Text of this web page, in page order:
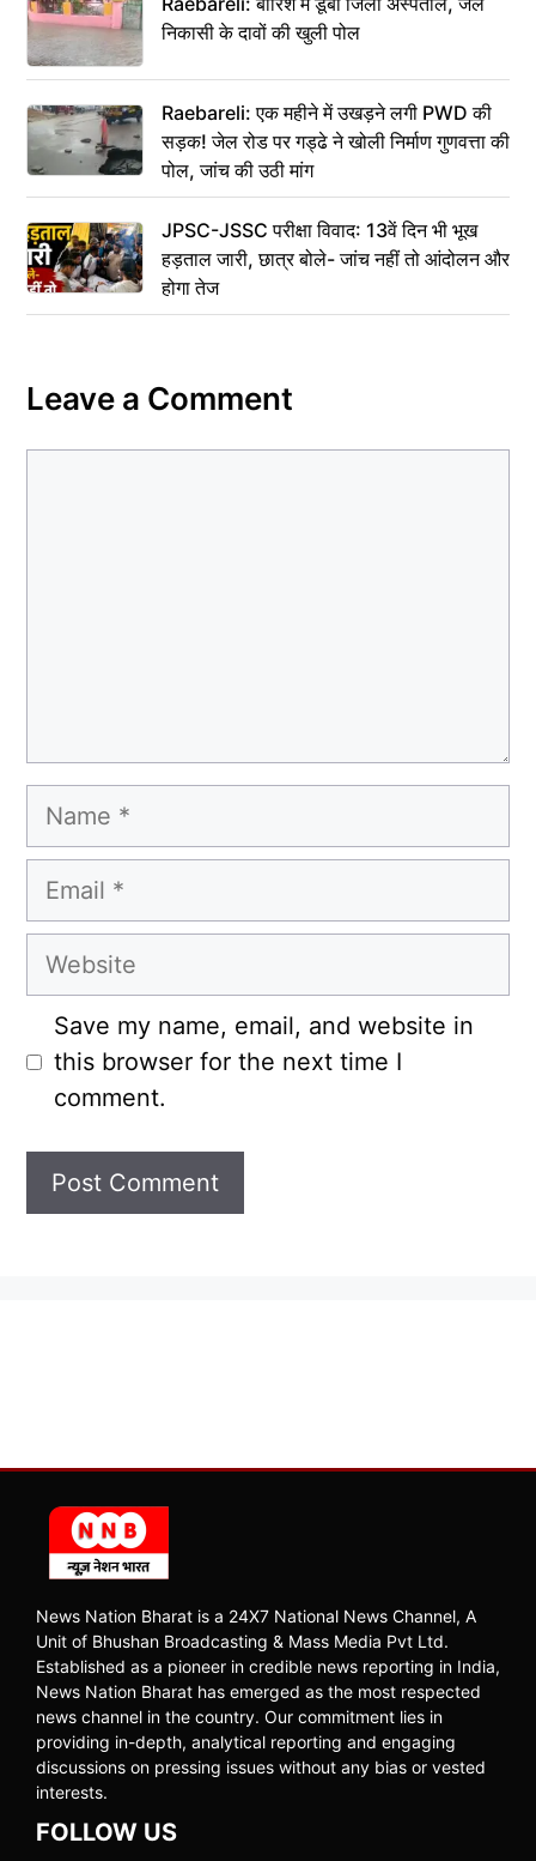
निकासी के दावों की खुली पोल
Raebareli: एक महीने में उखड़ने लगी PWD की
सड़क! जेल रोड पर गड्ढे ने खोली निर्माण गुणवत्ता की
पोल, जांच की उठी मांग
JPSC-JSSC परीक्षा विवाद: 13वें दिन भी भूख
हड़ताल जारी, छात्र बोले- जांच नहीं तो आंदोलन और
होगा तेज
Leave a Comment
Name
Email
Website
Save my name, email, and website in
this browser for the next time I
comment.
News Nation Bharat is a 24X7 National News Channel, A
Unit of Bhushan Broadcasting & Mass Media Pvt Ltd.
Established as a pioneer in credible news reporting in India,
News Nation Bharat has emerged as the most respected
news channel in the country. Our commitment lies in
providing in-depth, analytical reporting and engaging
discussions on pressing issues without any bias or vested
interests.
FOLLOW US